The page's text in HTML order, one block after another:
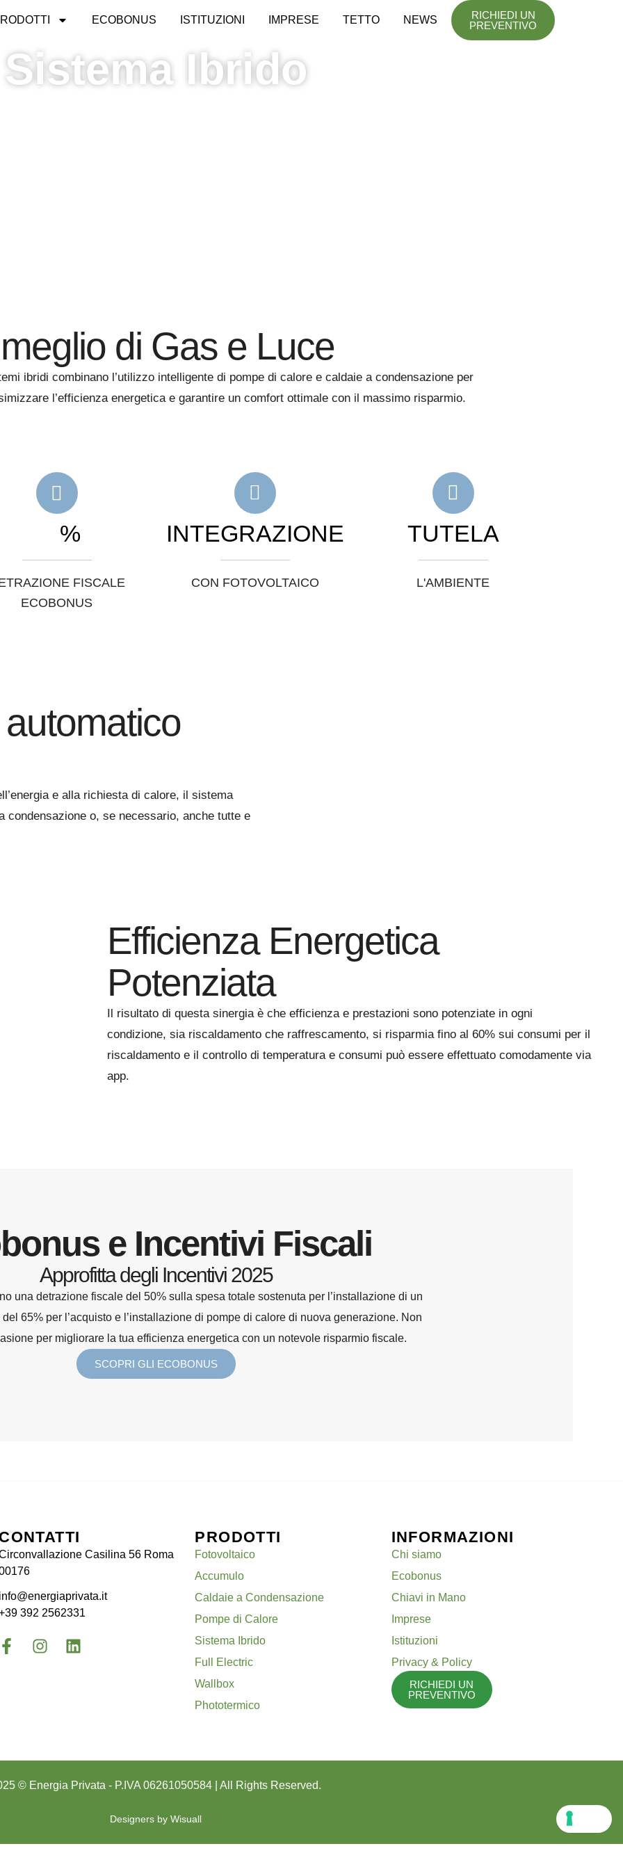
ECOBONUS ISTITUZIONI IMPRESE TETTO NEWS
RICHIEDI UN
PREVENTIVO
Sistema Ibrido
di Gas e Luce
ibridi combinano l’utilizzo intelligente di pompe di calore e caldaie a condensazione per
l’efficienza energetica e garantire un comfort ottimale con il massimo risparmio.
%
FISCALE
ECOBONUS
INTEGRAZIONE
CON FOTOVOLTAICO
TUTELA
L'AMBIENTE
e alla richiesta di calore, il sistema
condensazione o, se necessario, anche tutte e
Efficienza Energetica
Potenziata
Il risultato di questa sinergia è che efficienza e prestazioni sono potenziate in ogni
condizione, sia riscaldamento che raffrescamento, si risparmia fino al 60% sui consumi per il
riscaldamento e il controllo di temperatura e consumi può essere effettuato comodamente via
app.
e Incentivi Fiscali
Approfitta degli Incentivi 2025
una detrazione fiscale del 50% sulla spesa totale sostenuta per l’installazione di un
65% per l’acquisto e l’installazione di pompe di calore di nuova generazione. Non
per migliorare la tua efficienza energetica con un notevole risparmio fiscale.
SCOPRI GLI ECOBONUS
Casilina 56 Roma
392 2562331
F
a
-
f
I
n
m
L
i
PRODOTTI
Fotovoltaico
Accumulo
Caldaie a Condensazione
Pompe di Calore
Sistema Ibrido
Full Electric
Wallbox
Phototermico
INFORMAZIONI
Chi siamo
Ecobonus
Chiavi in Mano
Imprese
Istituzioni
Privacy & Policy
RICHIEDI UN
PREVENTIVO
© Energia Privata - P.IVA 06261050584 | All Rights Reserved.
Designers by Wisuall